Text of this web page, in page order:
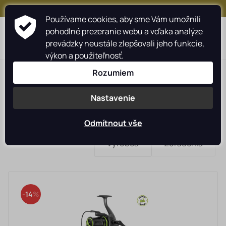
+421 917 159 547
0
Starostlivosť o úlovok
Navijaky predná brzda
Výrobca Zoradenia
14
Používame cookies, aby sme Vám umožnili
pohodlné prezeranie webu a vďaka analýze
prevádzky neustále zlepšovali jeho funkcie,
výkon a použiteľnosť.
Rozumiem
Nastavenie
Odmítnout vše